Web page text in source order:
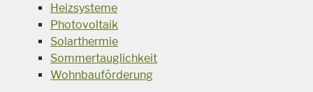
Heizsysteme
Photovoltaik
Solarthermie
Sommertauglichkeit
Wohnbauförderung